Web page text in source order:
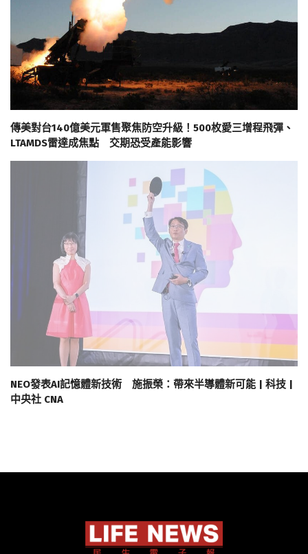
傳美對台140億美元軍售聚焦防空升級！500枚愛三增程飛彈、
LTAMDS雷達成焦點 交期恐受產能影響
NEO發表AI記憶體新技術 施振榮：帶來半導體新可能 | 科技 |
中央社 CNA